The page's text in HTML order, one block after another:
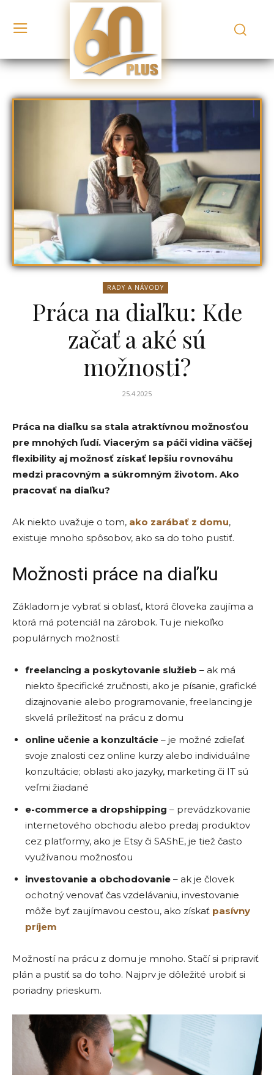
RADY A NÁVODY
Práca na diaľku: Kde
začať a aké sú
možnosti?
25.4.2025
Práca na diaľku sa stala atraktívnou možnosťou
pre mnohých ľudí. Viacerým sa páči vidina väčšej
flexibility aj možnosť získať lepšiu rovnováhu
medzi pracovným a súkromným životom. Ako
pracovať na diaľku?
Ak niekto uvažuje o tom, ako zarábať z domu,
existuje mnoho spôsobov, ako sa do toho pustiť.
Možnosti práce na diaľku
Základom je vybrať si oblasť, ktorá človeka zaujíma a
ktorá má potenciál na zárobok. Tu je niekoľko
populárnych možností:
freelancing a poskytovanie služieb – ak má
niekto špecifické zručnosti, ako je písanie, grafické
dizajnovanie alebo programovanie, freelancing je
skvelá príležitosť na prácu z domu
online učenie a konzultácie – je možné zdieľať
svoje znalosti cez online kurzy alebo individuálne
konzultácie; oblasti ako jazyky, marketing či IT sú
veľmi žiadané
e-commerce a dropshipping – prevádzkovanie
internetového obchodu alebo predaj produktov
cez platformy, ako je Etsy či SAShE, je tiež často
využívanou možnosťou
investovanie a obchodovanie – ak je človek
ochotný venovať čas vzdelávaniu, investovanie
môže byť zaujímavou cestou, ako získať pasívny
príjem
Možností na prácu z domu je mnoho. Stačí si pripraviť
plán a pustiť sa do toho. Najprv je dôležité urobiť si
poriadny prieskum.